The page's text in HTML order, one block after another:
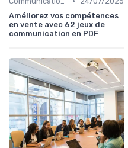
Améliorez vos compétences
en vente avec 62 jeux de
communication en PDF